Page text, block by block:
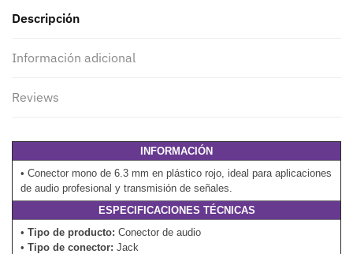
Descripción
Información adicional
Reviews
INFORMACIÓN
• Conector mono de 6.3 mm en plástico rojo, ideal para aplicaciones
de audio profesional y transmisión de señales.
ESPECIFICACIONES TÉCNICAS
• Tipo de producto: Conector de audio
• Tipo de conector: Jack